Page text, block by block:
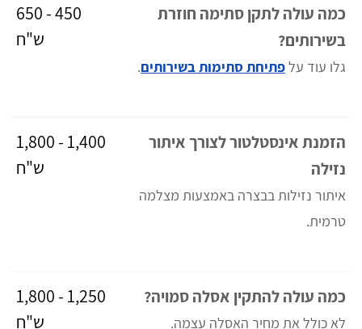
כמה עולה לתקן סתימה חוזרת
בשירותים?
גלו עוד עלפתיחת סתימות בשירותים.
450 - 650
ש"ח
הזמנת אינסטלטור לצורך איתור
נזילה
איתור נזילות בבצרה באמצעות מצלמה
טרמית.
1,400 - 1,800
ש"ח
כמה עולה להתקין אסלה סמויה?
לא כולל את מחיר האסלה עצמה.
1,250 - 1,800
ש"ח